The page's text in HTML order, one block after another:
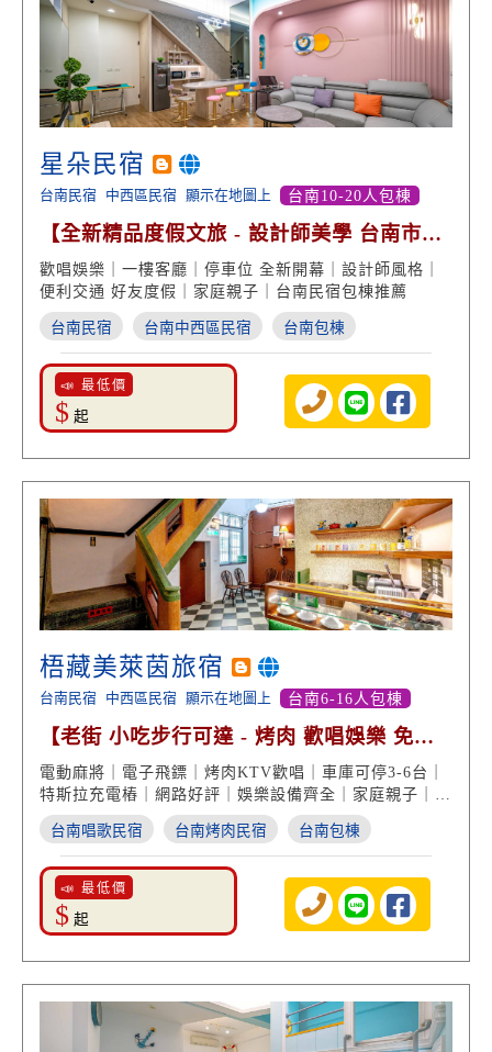
星朵民宿
台南民宿 中西區民宿 顯示在地圖上 台南10-20人包棟
【全新精品度假文旅 - 設計師美學 台南市區
超便利】
歡唱娛樂｜一樓客廳｜停車位 全新開幕｜設計師風格｜
便利交通 好友度假｜家庭親子｜台南民宿包棟推薦
台南民宿 台南中西區民宿 台南包棟
📣 最低價
$ 起
梧藏美萊茵旅宿
台南民宿 中西區民宿 顯示在地圖上 台南6-16人包棟
【老街 小吃步行可達 - 烤肉 歡唱娛樂 免費
停車 高分好評】
電動麻將｜電子飛鏢｜烤肉KTV歡唱｜車庫可停3-6台｜
特斯拉充電樁｜網路好評｜娛樂設備齊全｜家庭親子｜中
西區住宿｜台南民宿推薦
台南唱歌民宿 台南烤肉民宿 台南包棟
📣 最低價
$ 起